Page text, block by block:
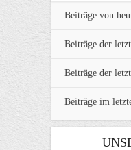
Beiträge von
Beiträge der
Beiträge der
Beiträge im